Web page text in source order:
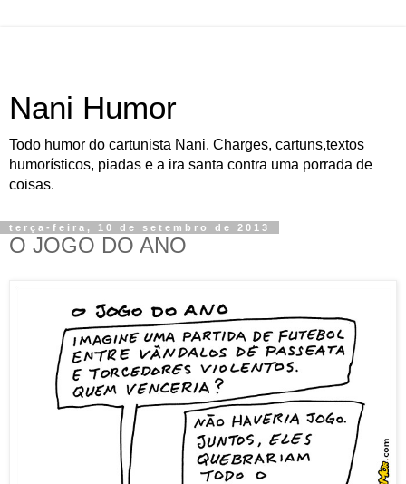
Nani Humor
Todo humor do cartunista Nani. Charges, cartuns,textos
humorísticos, piadas e a ira santa contra uma porrada de
coisas.
terça-feira, 10 de setembro de 2013
O JOGO DO ANO